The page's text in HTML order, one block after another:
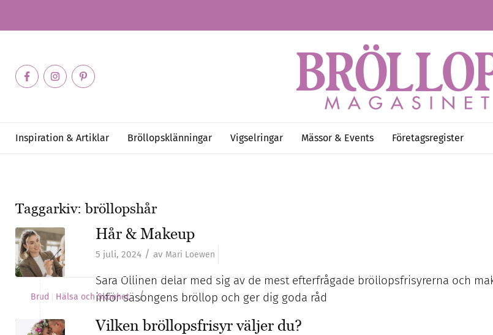
Inspiration & Artiklar Bröllopsklänningar Vigselringar Mässor & Events Företagsregister
Taggarkiv:bröllopshår
Hår & Makeup
5 juli, 2024 / av Mari Loewen
Sara Ollinen delar med sig av de mest efterfrågade bröllopsfrisyrerna och
inför säsongens bröllop och ger dig goda råd
Brud Hälsa och Skönhet /
Vilken bröllopsfrisyr väljer du?